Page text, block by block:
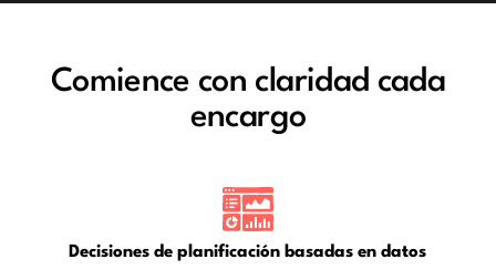
Comience con claridad cada
encargo
Decisiones de planificación basadas en datos